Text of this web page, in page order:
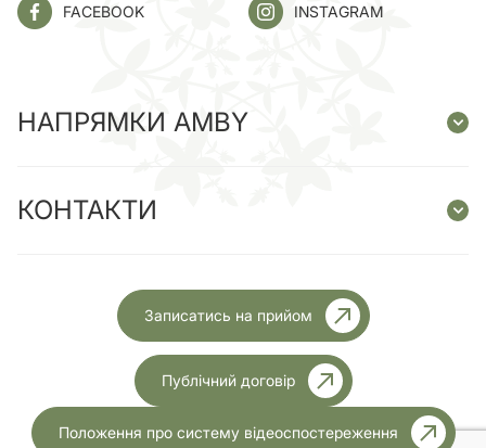
FACEBOOK INSTAGRAM
НАПРЯМКИ AMBY
КОНТАКТИ
Записатись на прийом
Публічний договір
Положення про систему відеоспостереження